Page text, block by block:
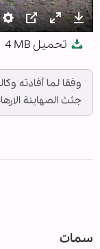
Settings
PIP Enter
تحميل 4 MB
وفقا لما أفادته
جثث الصهاينة
سمات